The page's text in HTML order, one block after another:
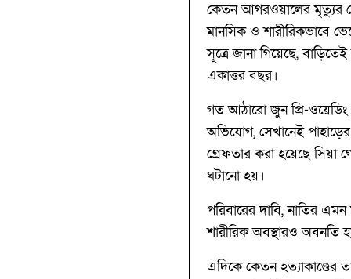
কেতন আগরওয়ালের মৃত্যুর
মানসিক ও শারীরিকভাবে
সূত্রে জানা গিয়েছে,
একাত্তর বছর।
গত আঠারো জুন প্রি-ওয়েডিং
অভিযোগ, সেখানেই
গ্রেফতার করা হয়েছে সিয়া
ঘটানো হয়।
পরিবারের দাবি, নাতির
শারীরিক অবস্থারও অবনতি
এদিকে কেতন